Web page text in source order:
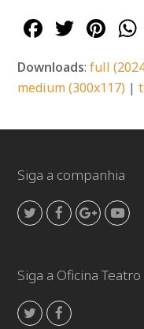
Downloads:full
medium (300x117) |
Siga a companhia
TwitterFacebook
Siga a Oficina
TwitterFacebook